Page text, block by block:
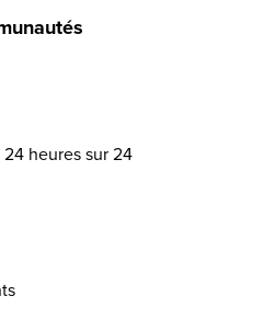
heures sur 24